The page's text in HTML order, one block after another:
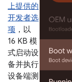
上提供的
开发者选
项 ，以
16 KB 模
式启动设
备并执行
设备端测